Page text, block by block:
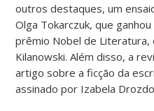
outros destaques, um
Olga Tokarczuk, que
prêmio Nobel de
Kilanowski. Além disso, a
artigo sobre a ficção da
assinado por Izabela